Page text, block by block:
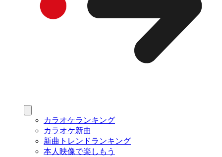
カラオケランキング
カラオケ新曲
新曲トレンドランキング
本人映像で楽しもう